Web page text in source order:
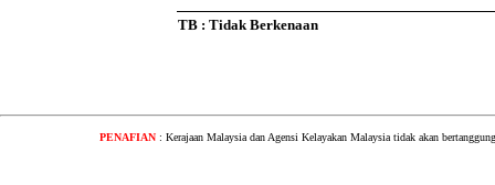
TB : Tidak Berkenaan
PENAFIAN : Kerajaan Malaysia dan Agensi Kelayakan Malaysia tidak akan